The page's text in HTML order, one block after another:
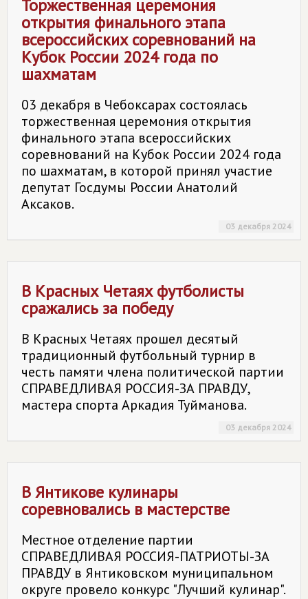
Торжественная церемония
открытия финального этапа
всероссийских соревнований на
Кубок России 2024 года по
шахматам
03 декабря в Чебоксарах состоялась
торжественная церемония открытия
финального этапа всероссийских
соревнований на Кубок России 2024 года
по шахматам, в которой принял участие
депутат Госдумы России Анатолий
Аксаков.
03 декабря 2024
В Красных Четаях футболисты
сражались за победу
В Красных Четаях прошел десятый
традиционный футбольный турнир в
честь памяти члена политической партии
СПРАВЕДЛИВАЯ РОССИЯ-ЗА ПРАВДУ,
мастера спорта Аркадия Туйманова.
03 декабря 2024
В Янтикове кулинары
соревновались в мастерстве
Местное отделение партии
СПРАВЕДЛИВАЯ РОССИЯ-ПАТРИОТЫ-ЗА
ПРАВДУ в Янтиковском муниципальном
округе провело конкурс "Лучший кулинар".